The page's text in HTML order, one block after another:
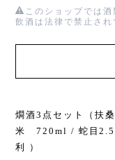
このショップでは
飲酒は法律で禁止され
燗酒3点セット（扶
米 720ml / 蛇目2.5
利 ）